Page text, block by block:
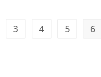
3 4 5 6